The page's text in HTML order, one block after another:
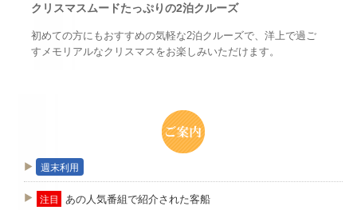
クリスマスムードたっぷりの2泊クルーズ
初めての方にもおすすめの気軽な2泊クルーズで、洋上で過ご
すメモリアルなクリスマスをお楽しみいただけます。
週末利用
注目 あの人気番組で紹介された客船